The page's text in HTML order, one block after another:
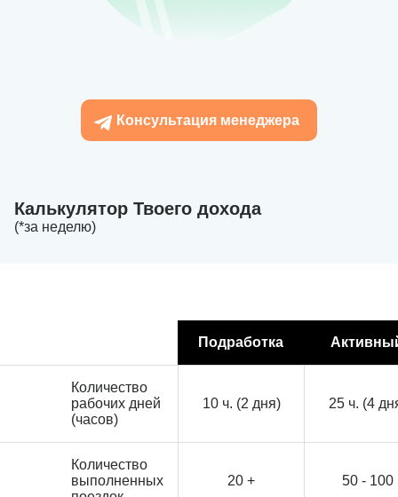
Консультация менеджера
Калькулятор Твоего дохода
(*за неделю)
Подработка
Количество
рабочих дней
(часов)
10 ч. (2 дня) 25 ч. (4
Количество
выполненных
20 + 50 - 100